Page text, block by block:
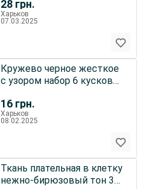
28 грн.
рукоделия
Харьков
07.03.2025
16 грн.
Кружево черное жесткое
с узором набор 6 кусков
Харьков
08.02.2025
Ткань плательная в клетку
нежно-бирюзовый тон 3